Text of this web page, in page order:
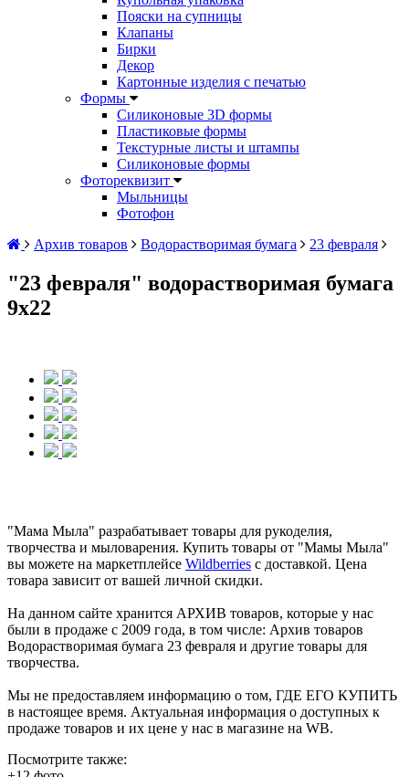
Пояски на супницы
Клапаны
Бирки
Декор
Картонные изделия с печатью
Формы
Силиконовые 3D формы
Пластиковые формы
Текстурные листы и штампы
Силиконовые формы
Фотореквизит
Мыльницы
Фотофон
Архив товаров
Водорастворимая бумага 23 февраля
"23 февраля" водорастворимая бумага
9х22
"Мама Мыла" разрабатывает товары для рукоделия,
творчества и мыловарения. Купить товары от "Мамы Мыла"
вы можете на маркетплейсе Wildberries с доставкой. Цена
товара зависит от вашей личной скидки.
На данном сайте хранится АРХИВ товаров, которые у нас
были в продаже с 2009 года, в том числе: Архив товаров
Водорастворимая бумага 23 февраля и другие товары для
творчества.
Мы не предоставляем информацию о том, ГДЕ ЕГО КУПИТЬ
в настоящее время. Актуальная информация о доступных к
продаже товаров и их цене у нас в магазине на WB.
Посмотрите также: